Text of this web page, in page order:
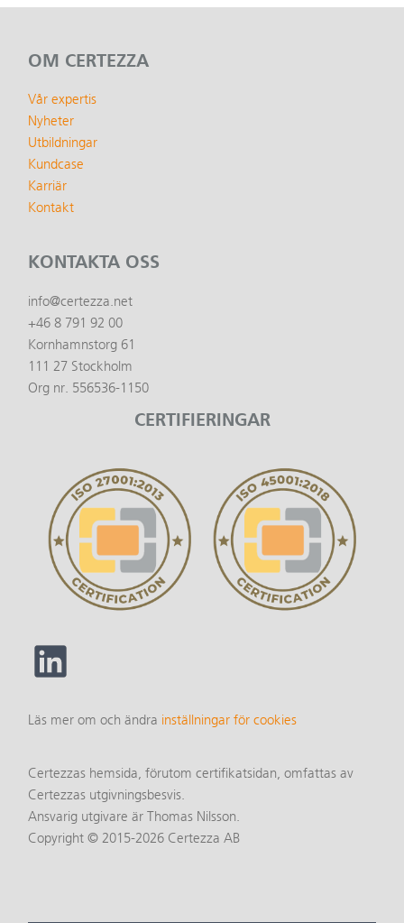
OM CERTEZZA
Vår expertis
Nyheter
Utbildningar
Kundcase
Karriär
Kontakt
KONTAKTA OSS
info@certezza.net
+46 8 791 92 00
Kornhamnstorg 61
111 27 Stockholm
Org nr. 556536-1150
CERTIFIERINGAR
Läs mer om och ändra inställningar för cookies
Certezzas hemsida, förutom certifikatsidan, omfattas av
Certezzas utgivningsbesvis.
Ansvarig utgivare är Thomas Nilsson.
Copyright © 2015-2026 Certezza AB